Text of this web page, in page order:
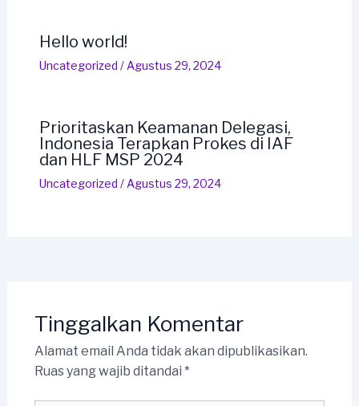
Hello world!
Uncategorized /Agustus 29, 2024
Prioritaskan Keamanan Delegasi,
Indonesia Terapkan Prokes di IAF
dan HLF MSP 2024
Uncategorized /Agustus 29, 2024
Tinggalkan Komentar
Alamat email Anda tidak akan dipublikasikan.
Ruas yang wajib ditandai *